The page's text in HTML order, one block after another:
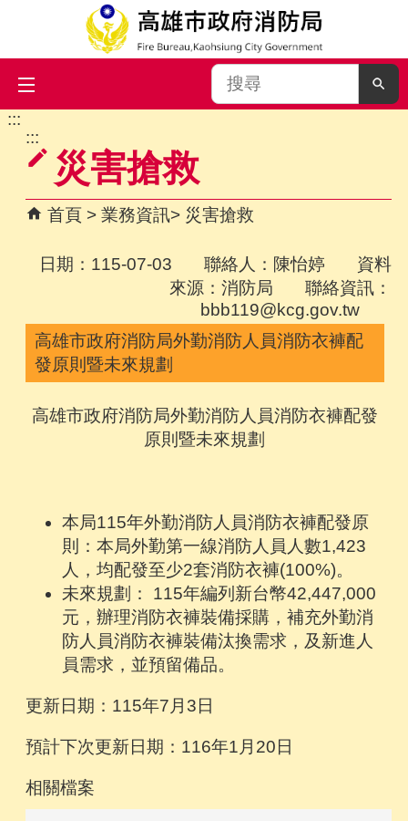
跳到主要內容區塊
搜
尋
:::
:::
災害搶救
首頁 業務資訊 災害搶救
日期：115-07-03 聯絡人：陳怡婷 資料
來源：消防局 聯絡資訊：
bbb119@kcg.gov.tw
高雄市政府消防局外勤消防人員消防衣褲配
發原則暨未來規劃
高雄市政府消防局外勤消防人員消防衣褲配發
原則暨未來規劃
本局115年外勤消防人員消防衣褲配發原
則：本局外勤第一線消防人員人數1,423
人，均配發至少2套消防衣褲(100%)。
未來規劃： 115年編列新台幣42,447,000
元，辦理消防衣褲裝備採購，補充外勤消
防人員消防衣褲裝備汰換需求，及新進人
員需求，並預留備品。
更新日期：115年7月3日
預計下次更新日期：116年1月20日
相關檔案